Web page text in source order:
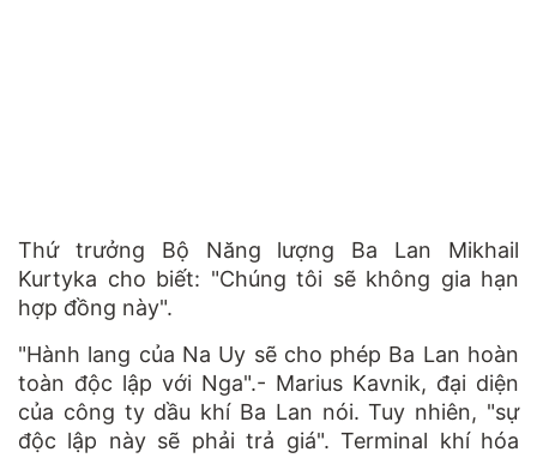
Thứ trưởng Bộ Năng lượng Ba Lan Mikhail
Kurtyka cho biết: "Chúng tôi sẽ không gia hạn
hợp đồng này".
"Hành lang của Na Uy sẽ cho phép Ba Lan hoàn
toàn độc lập với Nga".- Marius Kavnik, đại diện
của công ty dầu khí Ba Lan nói.Tuy nhiên, "sự
độc lập này sẽ phải trả giá". Terminal khí hóa